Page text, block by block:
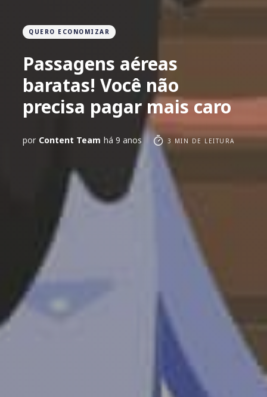
QUERO ECONOMIZAR
Passagens aéreas
baratas! Você não
precisa pagar mais caro
por Content Team há 9 anos 3 MIN DE LEITURA